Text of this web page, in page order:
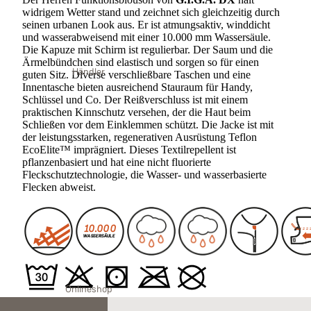
Händler
Onlineshop
widrigem Wetter stand und zeichnet sich gleichzeitig durch
seinen urbanen Look aus. Er ist atmungsaktiv, winddicht
und wasserabweisend mit einer 10.000 mm Wassersäule.
Die Kapuze mit Schirm ist regulierbar. Der Saum und die
Ärmelbündchen sind elastisch und sorgen so für einen
guten Sitz. Diverse verschließbare Taschen und eine
Innentasche bieten ausreichend Stauraum für Handy,
Schlüssel und Co. Der Reißverschluss ist mit einem
praktischen Kinnschutz versehen, der die Haut beim
Schließen vor dem Einklemmen schützt. Die Jacke ist mit
der leistungsstarken, regenerativen Ausrüstung Teflon
EcoElite™ imprägniert. Dieses Textilrepellent ist
pflanzenbasiert und hat eine nicht fluorierte
Fleckschutztechnologie, die Wasser- und wasserbasierte
Flecken abweist.